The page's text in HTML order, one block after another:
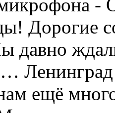
-
Дорогие
давно
Ленинград
ещё